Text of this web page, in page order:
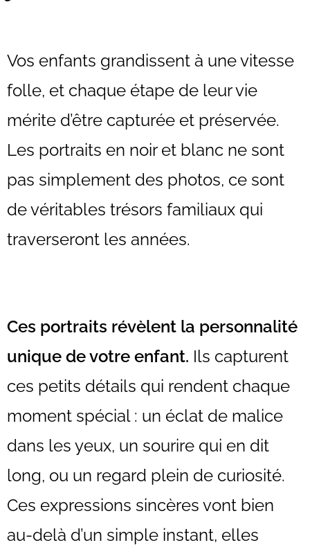
Vos enfants grandissent à une vitesse
folle, et chaque étape de leur vie
mérite d’être capturée et préservée.
Les portraits en noir et blanc ne sont
pas simplement des photos, ce sont
de véritables trésors familiaux qui
traverseront les années.
Ces portraits révèlent la personnalité
unique de votre enfant. Ils capturent
ces petits détails qui rendent chaque
moment spécial : un éclat de malice
dans les yeux, un sourire qui en dit
long, ou un regard plein de curiosité.
Ces expressions sincères vont bien
au-delà d’un simple instant, elles